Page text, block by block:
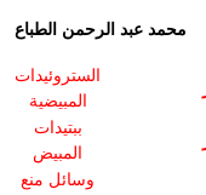
محمد عبد الرحمن الطباع
الستروئيدات
المبيضية
ببتيدات
المبيض
وسائل منع